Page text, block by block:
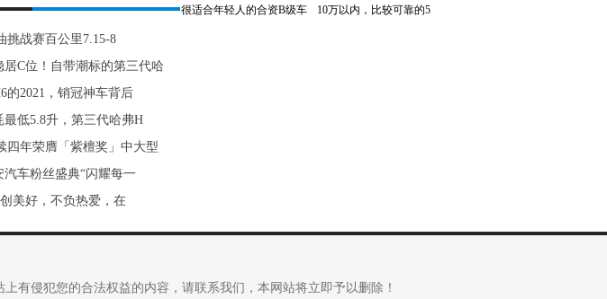
很适合年轻人的合资B级车 10万以内，比较可靠的5
挑战赛百公里7.15-8
居C位！自带潮标的第三代哈
的2021，销冠神车背后
最低5.8升，第三代哈弗H
四年荣膺「紫檀奖」中大型
汽车粉丝盛典“闪耀每一
美好，不负热爱，在
有侵犯您的合法权益的内容，请联系我们，本网站将立即予以删除！